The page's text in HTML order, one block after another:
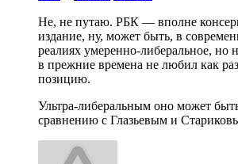
Не, не путаю. РБК — вполне
издание, ну, может быть, в
реалиях умеренно-либеральное, но
в прежние времена не любил как
позицию.
Ультра-либеральным оно может
сравнению с Глазьевым и